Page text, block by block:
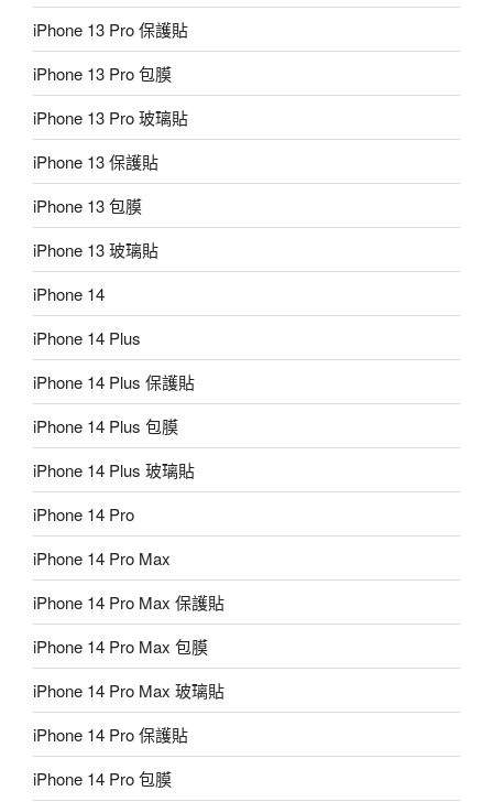
iPhone 13 Pro 保護貼
iPhone 13 Pro 包膜
iPhone 13 Pro 玻璃貼
iPhone 13 保護貼
iPhone 13 包膜
iPhone 13 玻璃貼
iPhone 14
iPhone 14 Plus
iPhone 14 Plus 保護貼
iPhone 14 Plus 包膜
iPhone 14 Plus 玻璃貼
iPhone 14 Pro
iPhone 14 Pro Max
iPhone 14 Pro Max 保護貼
iPhone 14 Pro Max 包膜
iPhone 14 Pro Max 玻璃貼
iPhone 14 Pro 保護貼
iPhone 14 Pro 包膜